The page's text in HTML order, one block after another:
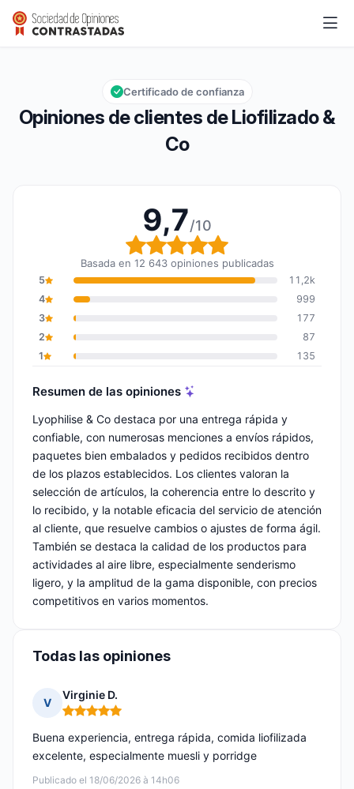
Liofilizado & Co
Calificación global: 9,7 de 10
9,7/10
Opiniones de clientes de Liofilizado &
Co
Certificado de confianza
9,7/10
Calificación global: 9,7
Basada en 12 643 opiniones publicadas
5
11,2k
4
999
3
177
2
87
1
135
Resumen de las opiniones
Lyophilise & Co destaca por una entrega rápida y
confiable, con numerosas menciones a envíos rápidos,
paquetes bien embalados y pedidos recibidos dentro
de los plazos establecidos. Los clientes valoran la
selección de artículos, la coherencia entre lo descrito y
lo recibido, y la notable eficacia del servicio de atención
al cliente, que resuelve cambios o ajustes de forma ágil.
También se destaca la calidad de los productos para
actividades al aire libre, especialmente senderismo
ligero, y la amplitud de la gama disponible, con precios
competitivos en varios momentos.
Todas las opiniones
V
Virginie D.
Nota: 5 de 5
Publicado el 18/06/2026 à 14h06
Buena experiencia, entrega rápida, comida liofilizada
excelente, especialmente muesli y porridge